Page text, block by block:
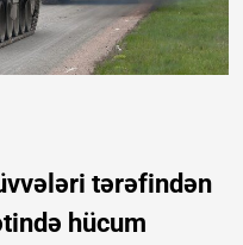
tərəfindən
hücum